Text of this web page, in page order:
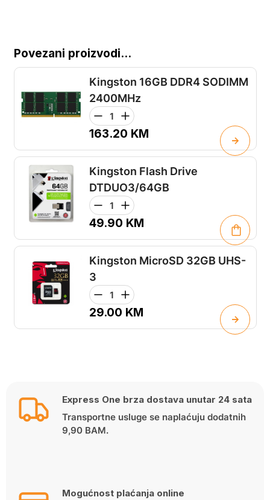
Povezani proizvodi...
Kingston 16GB DDR4 SODIMM
2400MHz
163.20 KM
Kingston Flash Drive
DTDUO3/64GB
49.90 KM
Kingston MicroSD 32GB UHS-
3
29.00 KM
Express One brza dostava unutar 24 sata
Transportne usluge se naplaćuju dodatnih
9,90 BAM.
Mogućnost plaćanja online